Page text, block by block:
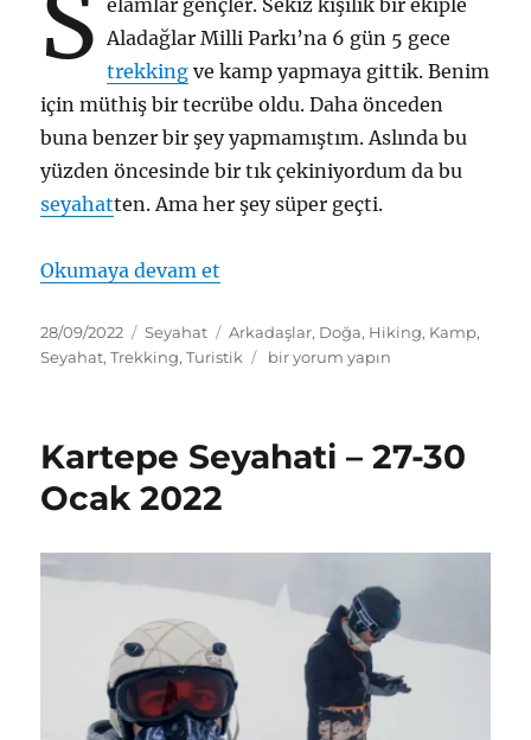
Aladağlar Milli Parkı’na 6 gün 5 gece
trekking ve kamp yapmaya gittik. Benim
için müthiş bir tecrübe oldu. Daha önceden
buna benzer bir şey yapmamıştım. Aslında bu
yüzden öncesinde bir tık çekiniyordum da bu
seyahatten. Ama her şey süper geçti.
Okumaya devam et
Yayın
tarihi
28/09/2022 Kategoriler
Seyahat Etiketler
Arkadaşlar, Doğa, Hiking, Kamp,
Seyahat,Trekking,Turistik
Aladağlar
Seyahati
Temmuz
için
bir yorum yapın
Kartepe Seyahati – 27-30
Ocak 2022